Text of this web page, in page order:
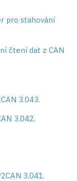
pro stahování
čtení dat z CAN
3.043.
3.042.
3.041.